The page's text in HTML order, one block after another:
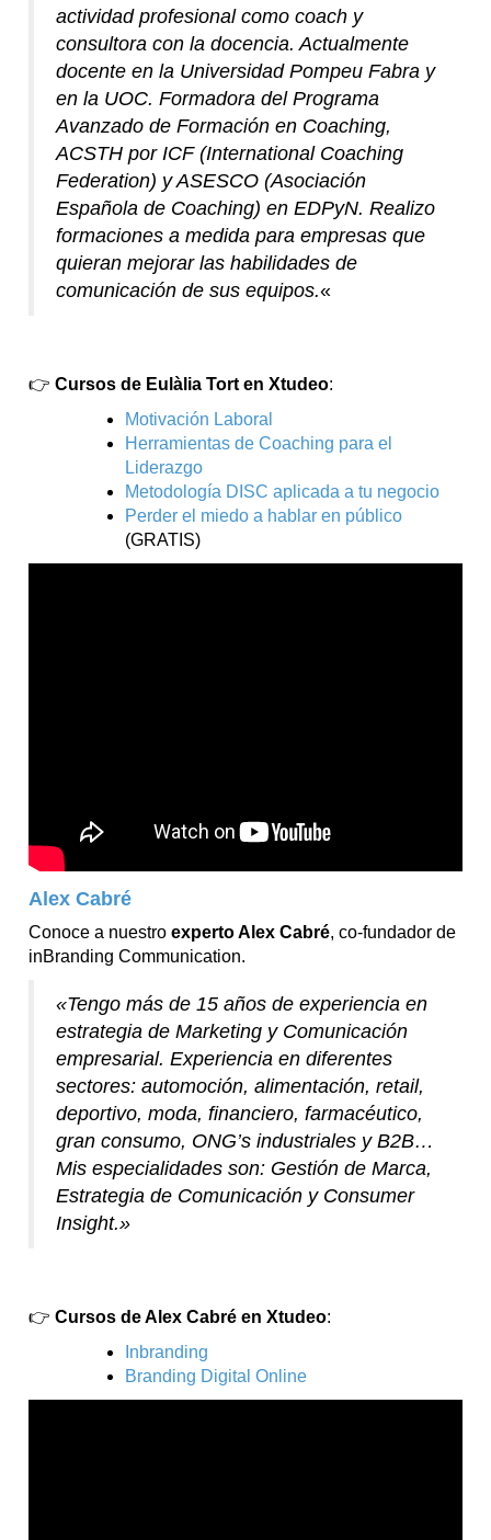
actividad profesional como coach y
consultora con la docencia. Actualmente
docente en la Universidad Pompeu Fabra y
en la UOC. Formadora del Programa
Avanzado de Formación en Coaching,
ACSTH por ICF (International Coaching
Federation) y ASESCO (Asociación
Española de Coaching) en EDPyN. Realizo
formaciones a medida para empresas que
quieran mejorar las habilidades de
comunicación de sus equipos.«
👉Cursos de Eulàlia Tort en Xtudeo:
Motivación Laboral
Herramientas de Coaching para el
Liderazgo
Metodología DISC aplicada a tu negocio
Perder el miedo a hablar en público
(GRATIS)
Alex Cabré
Conoce a nuestroexperto Alex Cabré, co-fundador de
inBranding Communication.
«Tengo más de 15 años de experiencia en
estrategia de Marketing y Comunicación
empresarial. Experiencia en diferentes
sectores: automoción, alimentación, retail,
deportivo, moda, financiero, farmacéutico,
gran consumo, ONG’s industriales y B2B…
Mis especialidades son: Gestión de Marca,
Estrategia de Comunicación y Consumer
Insight.»
👉Cursos de Alex Cabré en Xtudeo:
Inbranding
Branding Digital Online